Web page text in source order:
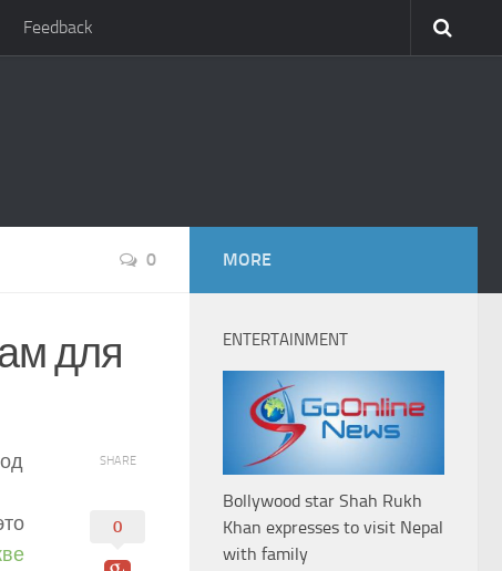
Feedback
0
для
SHARE
0
MORE
ENTERTAINMENT
Bollywood star Shah Rukh
Khan expresses to visit Nepal
with family